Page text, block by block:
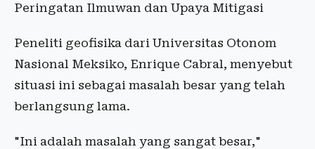
Peringatan Ilmuwan dan Upaya Mitigasi
Peneliti geofisika dari Universitas Otonom
Nasional Meksiko, Enrique Cabral, menyebut
situasi ini sebagai masalah besar yang telah
berlangsung lama.
"Ini adalah masalah yang sangat besar,"